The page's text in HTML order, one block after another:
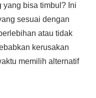
yang bisa timbul? Ini
sesuai dengan
atau tidak
kerusakan
memilih alternatif